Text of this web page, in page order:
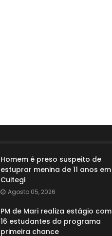
Homem é preso suspeito de
estuprar menina de 11 anos em
Cuitegi
Agosto 05, 2026
PM de Mari realiza estágio com
16 estudantes do programa
primeira chance